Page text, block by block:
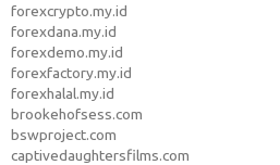
forexcrypto.my.id
forexdana.my.id
forexdemo.my.id
forexfactory.my.id
forexhalal.my.id
brookehofsess.com
bswproject.com
captivedaughtersfilms.com